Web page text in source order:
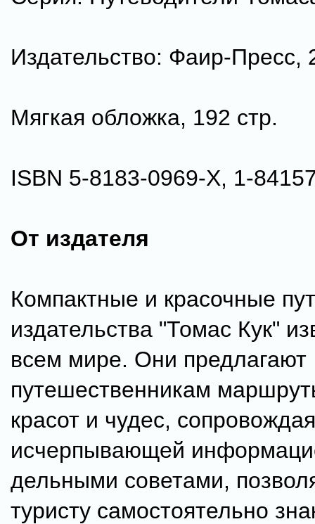
Издательство: Фаир-Пресс,
Мягкая обложка, 192 стр.
ISBN 5-8183-0969-Х, 1-
От издателя
Компактные и красочные
издательства "Томас Кук"
всем мире. Они предлагают
путешественникам
красот и чудес,
исчерпывающей
дельными советами,
туристу самостоятельно